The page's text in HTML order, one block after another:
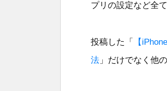
プリの設定など全
投稿した「
【
法 」だけでなく他